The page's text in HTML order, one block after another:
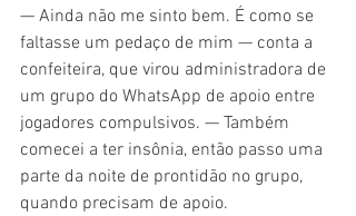
— Ainda não me sinto bem. É como se
faltasse um pedaço de mim — conta a
confeiteira, que virou administradora de
um grupo do WhatsApp de apoio entre
jogadores compulsivos. — Também
comecei a ter insônia, então passo uma
parte da noite de prontidão no grupo,
quando precisam de apoio.